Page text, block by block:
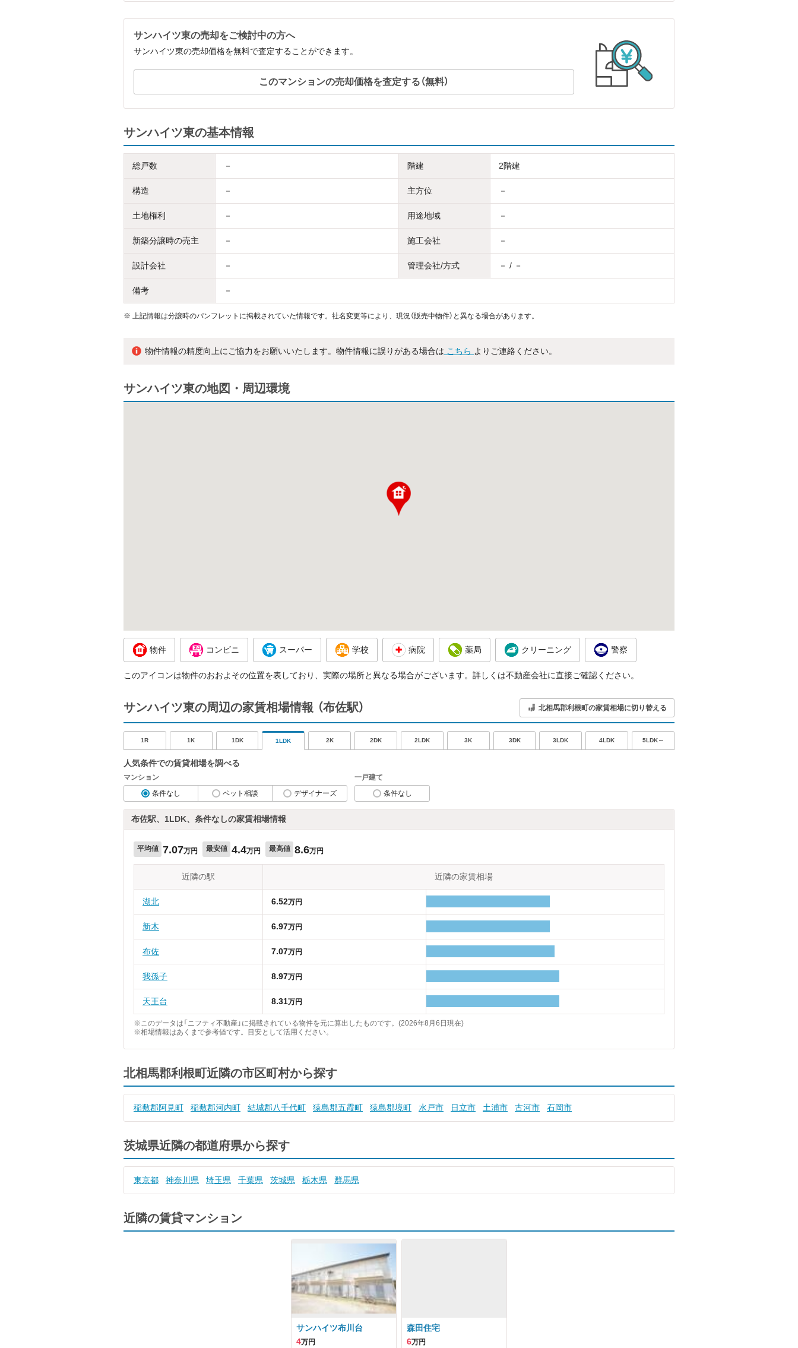
サンハイツ東の売却をご検討中の方へ
サンハイツ東の売却価格を無料で査定することができます。
このマンションの売却価格を査定する（無料）
サンハイツ東の基本情報
総戸数 － 階建 2階建
構造 － 主方位 －
土地権利 － 用途地域 －
新築分譲時の売主 － 施工会社 －
設計会社 － 管理会社/方式 － / －
備考 －
※ 上記情報は分譲時のパンフレットに掲載されていた情報です。社名変更等により、現況（販売中物件）と異なる場合があります。
物件情報の精度向上にご協力をお願いいたします。物件情報に誤りがある場合は こちら よりご連絡ください。
サンハイツ東の地図・周辺環境
物件 コンビニ スーパー 学校 病院 薬局 クリーニング 警察
このアイコンは物件のおおよその位置を表しており、実際の場所と異なる場合がございます。詳しくは不動産会社に直接ご確認ください。
サンハイツ東の周辺の家賃相場情報 （布佐駅） 北相馬郡利根町の家賃相場に切り替える
1R 1K 1DK 1LDK 2K 2DK 2LDK 3K 3DK 3LDK 4LDK 5LDK～
人気条件での賃貸相場を調べる
マンション
条件なし
ペット相談 デザイナーズ
一戸建て
条件なし
布佐駅、1LDK、条件なしの家賃相場情報
平均値 7.07万円 最安値 4.4万円 最高値 8.6万円
近隣の駅 近隣の家賃相場
湖北 6.52万円
新木 6.97万円
布佐 7.07万円
我孫子 8.97万円
天王台 8.31万円
※このデータは「ニフティ不動産」に掲載されている物件を元に算出したものです。(2026年8月6日現在)
※相場情報はあくまで参考値です。目安として活用ください。
北相馬郡利根町近隣の市区町村から探す
稲敷郡阿見町 稲敷郡河内町 結城郡八千代町 猿島郡五霞町 猿島郡境町 水戸市 日立市 土浦市 古河市 石岡市
茨城県近隣の都道府県から探す
東京都 神奈川県 埼玉県 千葉県 茨城県 栃木県 群馬県
近隣の賃貸マンション
サンハイツ布川台
4万円
森田住宅
6万円